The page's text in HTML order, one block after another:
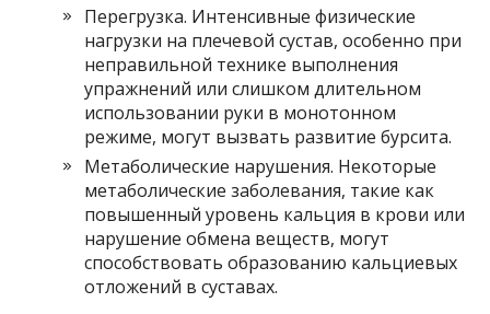
Перегрузка. Интенсивные физические
нагрузки на плечевой сустав, особенно при
неправильной технике выполнения
упражнений или слишком длительном
использовании руки в монотонном
режиме, могут вызвать развитие бурсита.
Метаболические нарушения. Некоторые
метаболические заболевания, такие как
повышенный уровень кальция в крови или
нарушение обмена веществ, могут
способствовать образованию кальциевых
отложений в суставах.